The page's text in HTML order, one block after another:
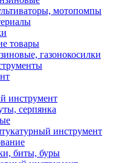
мотопомпы
товары
газонокосилки
инструмент
серпянка
инструмент
биты, буры